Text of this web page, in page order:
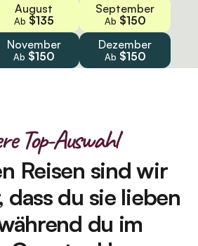
August
Ab $135
September
Ab $150
November
Ab $150
Dezember
Ab $150
Top-Auswahl
Reisen sind wir
dass du sie lieben
du im